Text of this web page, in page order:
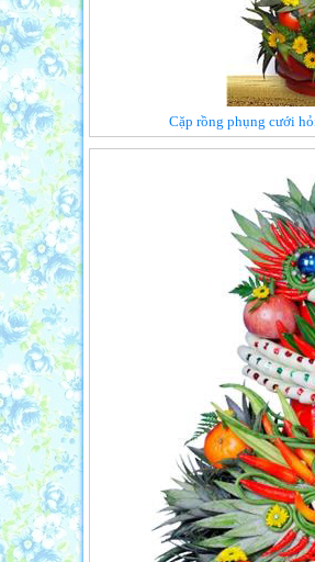
Cặp rồng phụng cưới